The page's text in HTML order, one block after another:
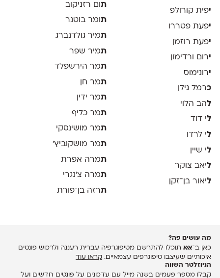
יפית קורולפ
יפעת פטררו
יפעת רוזמן
ירום ורדימון
ירונימוס
כרמל גילן
להב הלוי
לי דוד
לי לרדו
לי שיין
ליאב צוקר
ליאור בן־זקן
ת ום רזניקוב
תומר בוטנר
תמיר גולדנברג
תמיר שפר
תמר הירשפלד
תמר חן
תמר ידין
תמר כליף
תמר מושינסקי
תמר מושקוביץ'
תמרה אפרת
תמרה צ׳נגרי
תרזה בן־פורת
מה עושים פה?
כאן ב־אאאתוכלו להתרשם מטיפוגרפיה עברית רעננה ולרכוש פונטים
איכותיים שעיצבו טיפוגרפים עצמאיים. קראו עוד
הניוזלטר השווה
קבלו מספר פעמים בשנה מייל עם עדכונים על פונטים חדשים ועל